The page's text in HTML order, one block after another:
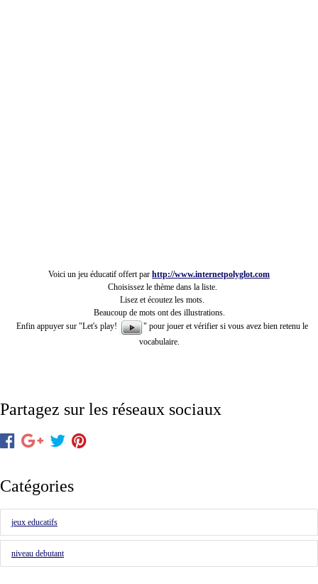
Voici un jeu éducatif offert par http://www.internetpolyglot.com
Choisissez le thème dans la liste.
Lisez et écoutez les mots.
Beaucoup de mots ont des illustrations.
Enfin appuyer sur "Let's play!
" pour jouer et vérifier si vous avez bien retenu le
vocabulaire.
Partagez sur les réseaux sociaux
Catégories
jeux educatifs
niveau debutant